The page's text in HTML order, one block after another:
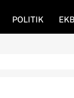
POLITIK